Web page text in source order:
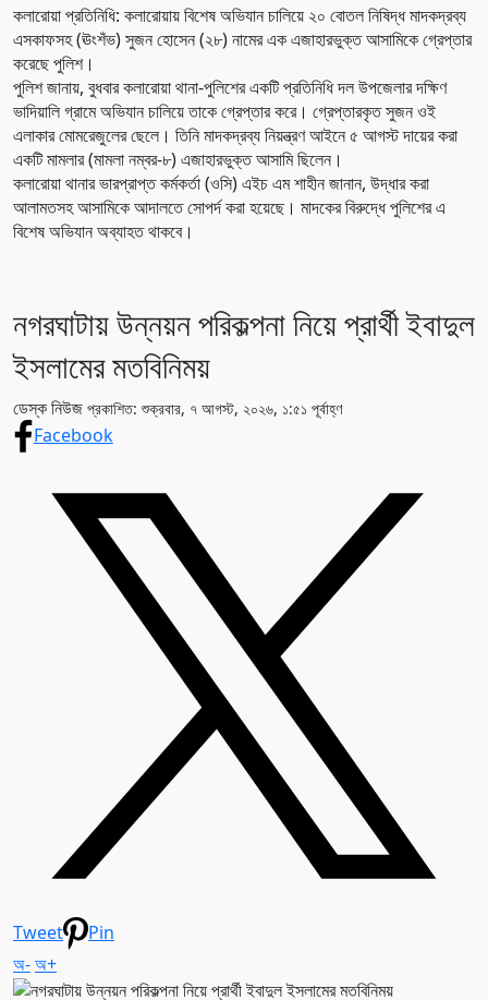
কলারোয়া প্রতিনিধি: কলারোয়ায় বিশেষ অভিযান চালিয়ে ২০ বোতল নিষিদ্ধ মাদকদ্রব্য
এসকাফসহ (ঊংশঁভ) সুজন হোসেন (২৮) নামের এক এজাহারভুক্ত আসামিকে গ্রেপ্তার
করেছে পুলিশ।
পুলিশ জানায়, বুধবার কলারোয়া থানা-পুলিশের একটি প্রতিনিধি দল উপজেলার দক্ষিণ
ভাদিয়ালি গ্রামে অভিযান চালিয়ে তাকে গ্রেপ্তার করে। গ্রেপ্তারকৃত সুজন ওই
এলাকার মোমরেজুলের ছেলে। তিনি মাদকদ্রব্য নিয়ন্ত্রণ আইনে ৫ আগস্ট দায়ের করা
একটি মামলার (মামলা নম্বর-৮) এজাহারভুক্ত আসামি ছিলেন।
কলারোয়া থানার ভারপ্রাপ্ত কর্মকর্তা (ওসি) এইচ এম শাহীন জানান, উদ্ধার করা
আলামতসহ আসামিকে আদালতে সোপর্দ করা হয়েছে। মাদকের বিরুদ্ধে পুলিশের এ
বিশেষ অভিযান অব্যাহত থাকবে।
নগরঘাটায় উন্নয়ন পরিকল্পনা নিয়ে প্রার্থী ইবাদুল
ইসলামের মতবিনিময়
ডেস্ক নিউজ প্রকাশিত: শুক্রবার, ৭ আগস্ট, ২০২৬, ১:৫১ পূর্বাহ্ণ
Facebook
Tweet
Pin
অ-অ+